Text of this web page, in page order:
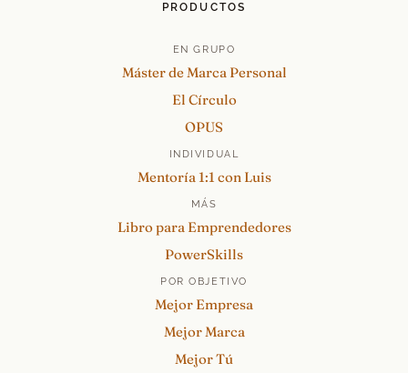
PRODUCTOS
EN GRUPO
Máster de Marca Personal
El Círculo
OPUS
INDIVIDUAL
Mentoría 1:1 con Luis
MÁS
Libro para Emprendedores
PowerSkills
POR OBJETIVO
Mejor Empresa
Mejor Marca
Mejor Tú